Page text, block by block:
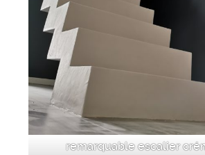
remarquable escalier